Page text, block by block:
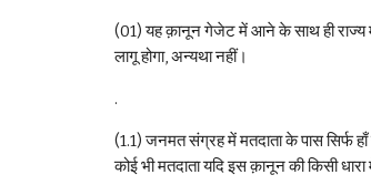
(01) यह क़ानून गेजेट में आने के साथ ही राज्य
लागू होगा, अन्यथा नहीं।
.
(1.1) जनमत संग्रह में मतदाता के पास सिर्फ
कोई भी मतदाता यदि इस क़ानून की किसी